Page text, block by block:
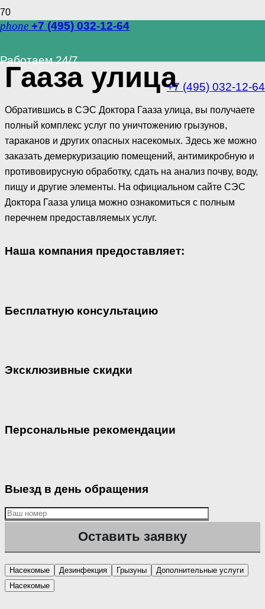
phone +7 (495) 032-12-64
Работаем 24/7
+7 (495) 032-12-64
Гааза улица
Обратившись в СЭС Доктора Гааза улица, вы получаете
полный комплекс услуг по уничтожению грызунов,
тараканов и других опасных насекомых. Здесь же можно
заказать демеркуризацию помещений, антимикробную и
противовирусную обработку, сдать на анализ почву, воду,
пищу и другие элементы. На официальном сайте СЭС
Доктора Гааза улица можно ознакомиться с полным
перечнем предоставляемых услуг.
Наша компания предоставляет:
Бесплатную консультацию
Эксклюзивные скидки
Персональные рекомендации
Выезд в день обращения
Насекомые Дезинфекция Грызуны
Дополнительные услуги
Насекомые